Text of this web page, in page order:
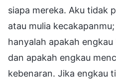
siapa mereka. Aku tidak
atau mulia
hanyalah apakah
dan apakah engkau
kebenaran. Jika engkau